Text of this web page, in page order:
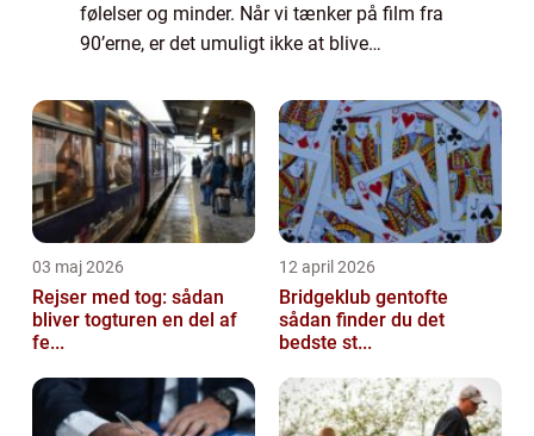
følelser og minder. Når vi tænker på film fra
90’erne, er det umuligt ikke at blive
længsel efter den tid, hvor vi...
03 maj 2026
Rejser med tog: sådan
bliver togturen en del af
fe...
12 april 2026
Bridgeklub gentofte
sådan finder du det
bedste st...